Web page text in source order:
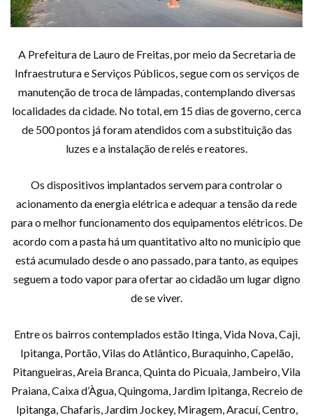
A Prefeitura de Lauro de Freitas, por meio da Secretaria de
Infraestrutura e Serviços Públicos, segue com os serviços de
manutenção de troca de lâmpadas, contemplando diversas
localidades da cidade. No total, em 15 dias de governo, cerca
de 500 pontos já foram atendidos com a substituição das
luzes e a instalação de relés e reatores.
Os dispositivos implantados servem para controlar o
acionamento da energia elétrica e adequar a tensão da rede
para o melhor funcionamento dos equipamentos elétricos. De
acordo com a pasta há um quantitativo alto no município que
está acumulado desde o ano passado, para tanto, as equipes
seguem a todo vapor para ofertar ao cidadão um lugar digno
de se viver.
Entre os bairros contemplados estão Itinga, Vida Nova, Caji,
Ipitanga, Portão, Vilas do Atlântico, Buraquinho, Capelão,
Pitangueiras, Areia Branca, Quinta do Picuaia, Jambeiro, Vila
Praiana, Caixa d’Àgua, Quingoma, Jardim Ipitanga, Recreio de
Ipitanga, Chafaris, Jardim Jockey, Miragem, Aracuí, Centro,